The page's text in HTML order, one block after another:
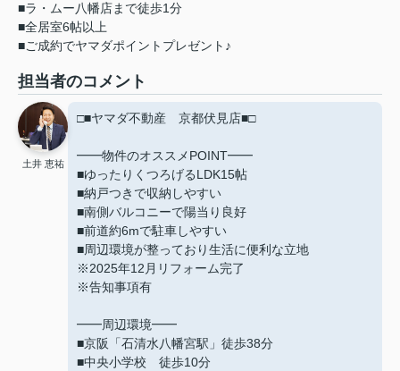
■ラ・ムー八幡店まで徒歩1分
■全居室6帖以上
■ご成約でヤマダポイントプレゼント♪
担当者のコメント
土井 恵祐
□■ヤマダ不動産 京都伏見店■□
━━物件のオススメPOINT━━
■ゆったりくつろげるLDK15帖
■納戸つきで収納しやすい
■南側バルコニーで陽当り良好
■前道約6mで駐車しやすい
■周辺環境が整っており生活に便利な立地
※2025年12月リフォーム完了
※告知事項有
━━周辺環境━━
■京阪「石清水八幡宮駅」徒歩38分
■中央小学校 徒歩10分